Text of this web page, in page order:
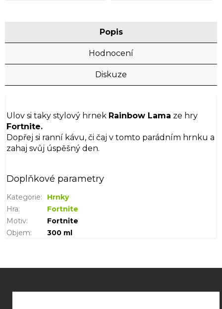
Popis
Hodnocení
Diskuze
Ulov si taky stylový hrnek Rainbow Lama ze hry
Fortnite.
Dopřej si ranní kávu, či čaj v tomto parádním hrnku a
zahaj svůj úspěšný den.
Doplňkové parametry
Kategorie:
Hrnky
Hra:
Fortnite
Motiv:
Fortnite
Objem: 300 ml